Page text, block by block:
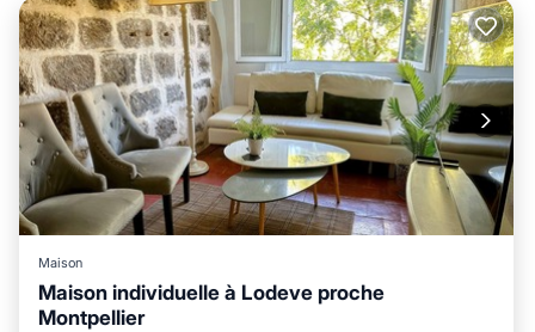
Maison
Maison individuelle à Lodeve proche
MontpellierInternet